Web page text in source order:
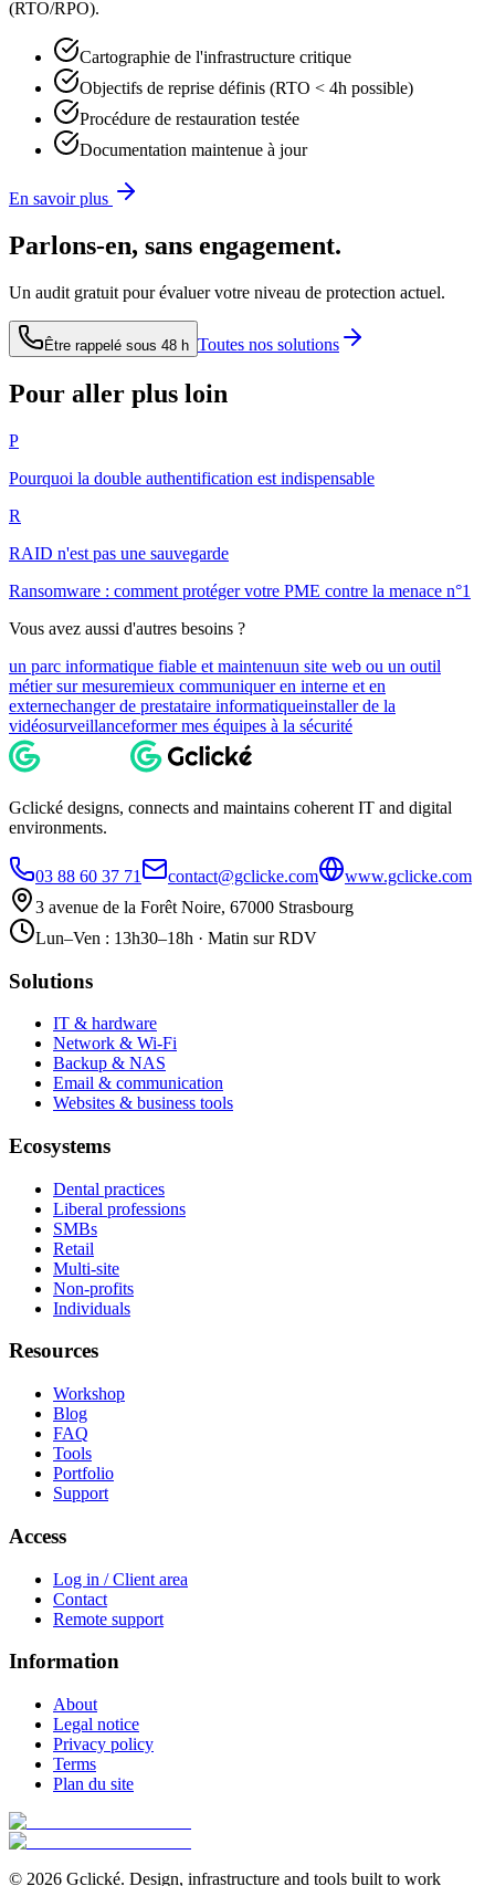
(RTO/RPO).
Cartographie de l'infrastructure critique
Objectifs de reprise définis (RTO < 4h possible)
Procédure de restauration testée
Documentation maintenue à jour
En savoir plus
Parlons-en, sans engagement.
Un audit gratuit pour évaluer votre niveau de protection actuel.
Être rappelé sous 48 h Toutes nos solutions
Pour aller plus loin
P
Pourquoi la double authentification est indispensable
R
RAID n'est pas une sauvegarde
Ransomware : comment protéger votre PME contre la menace n°1
Vous avez aussi d'autres besoins ?
un parc informatique fiable et maintenuun site web ou un outil
métier sur mesuremieux communiquer en interne et en
externechanger de prestataire informatiqueinstaller de la
vidéosurveillanceformer mes équipes à la sécurité
Gclické designs, connects and maintains coherent IT and digital
environments.
03 88 60 37 71 contact@gclicke.com
www.gclicke.com
3 avenue de la Forêt Noire, 67000 Strasbourg
Lun–Ven : 13h30–18h · Matin sur RDV
Solutions
IT & hardware
Network & Wi-Fi
Backup & NAS
Email & communication
Websites & business tools
Ecosystems
Dental practices
Liberal professions
SMBs
Retail
Multi-site
Non-profits
Individuals
Resources
Workshop
Blog
FAQ
Tools
Portfolio
Support
Access
Log in / Client area
Contact
Remote support
Information
About
Legal notice
Privacy policy
Terms
Plan du site
© 2026 Gclické. Design, infrastructure and tools built to work